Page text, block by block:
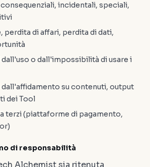
incidentali, speciali,
perdita di affari, perdita di dati,
o dall'impossibilità di usare i
dall'affidamento su contenuti, output
dei Tool
terzi (piattaforme di pagamento,
di responsabilità
Alchemist sia ritenuta